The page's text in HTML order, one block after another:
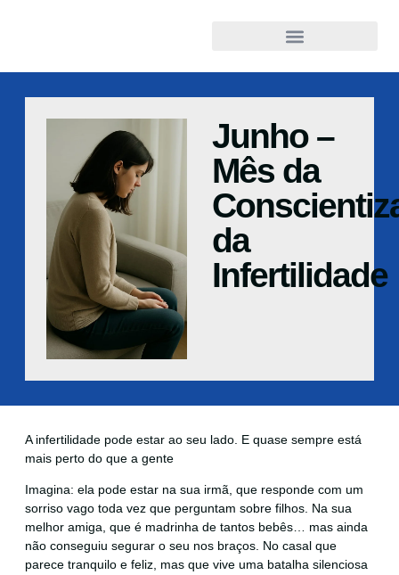
Junho –
Mês da
da
Infertilidade
A infertilidade pode estar ao seu lado. E quase sempre está
mais perto do que a gente
Imagina: ela pode estar na sua irmã, que responde com um
sorriso vago toda vez que perguntam sobre filhos. Na sua
melhor amiga, que é madrinha de tantos bebês… mas ainda
não conseguiu segurar o seu nos braços. No casal que
parece tranquilo e feliz, mas que vive uma batalha silenciosa